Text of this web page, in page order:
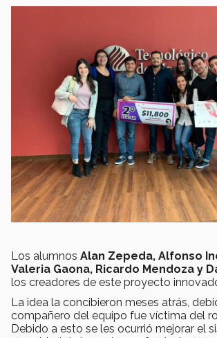
Los alumnos Alan Zepeda, Alfonso
Valeria Gaona, Ricardo Mendoza y
los creadores de este proyecto
La idea la concibieron meses atrás,
compañero del equipo fue víctima del
Debido a esto se les ocurrió mejorar el